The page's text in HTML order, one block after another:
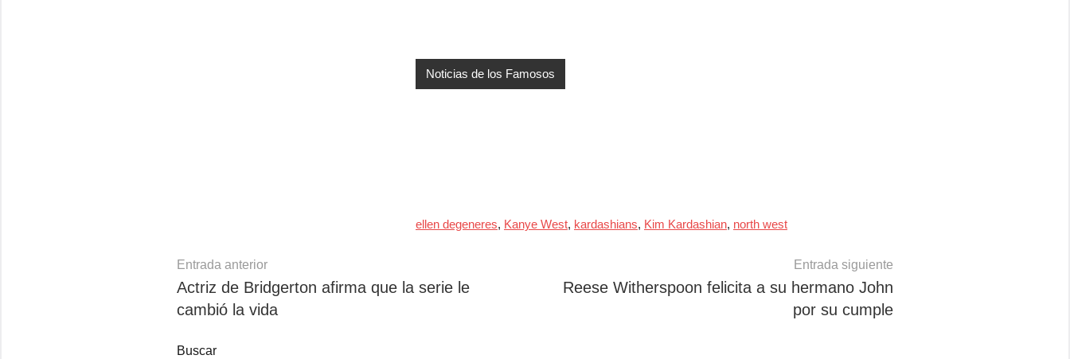
Noticias de los Famosos
ellen degeneres, Kanye West, kardashians, Kim Kardashian, north west
Navegación
de
entradas
Entrada anterior
Actriz de Bridgerton afirma que la serie le
cambió la vida
Entrada siguiente
Reese Witherspoon felicita a su hermano John
por su cumple
Buscar